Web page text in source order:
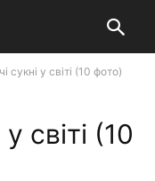
сукні у світі (10 фото)
світі (10